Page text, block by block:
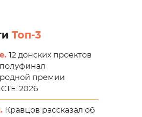
Топ-3
12 донских проектов
премии
2026
Кравцов рассказал об